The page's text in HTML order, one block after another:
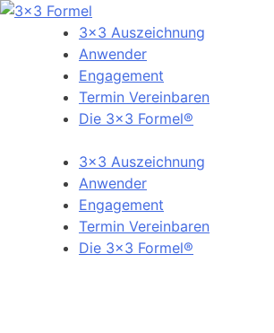
3×3 Auszeichnung
Anwender
Engagement
Termin Vereinbaren
Die 3×3 Formel®
3×3 Auszeichnung
Anwender
Engagement
Termin Vereinbaren
Die 3×3 Formel®